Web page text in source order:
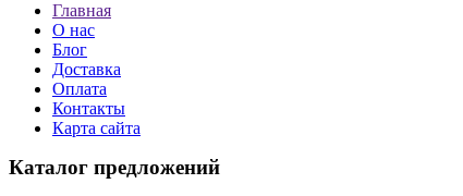
Главная
О нас
Блог
Доставка
Оплата
Контакты
Карта сайта
Каталог предложений